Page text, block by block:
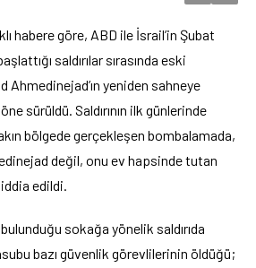
habere göre, ABD ile İsrail’in Şubat
saldırılar sırasında eski
Ahmedinejad’ın yeniden sahneye
sürüldü. Saldırının ilk günlerinde
bölgede gerçekleşen bombalamada,
değil, onu ev hapsinde tutan
edildi.
sokağa yönelik saldırıda
bazı güvenlik görevlilerinin öldüğü;